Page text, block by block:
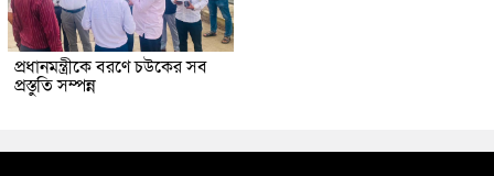
প্রধানমন্ত্রীকে বরণে চউকের সব
প্রস্তুতি সম্পন্ন